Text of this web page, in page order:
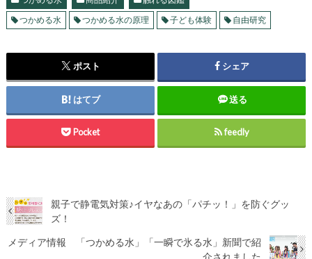
つかめる水
つかめる水の原理 子ども体験 自由研究
ポスト シェア
はてブ 送る
Pocket feedly
親子で静電気対策♪イヤなあの「パチッ！」を防ぐグッ
ズ！
メディア情報 「つかめる水」「一瞬で氷る水」新聞で紹
介されました